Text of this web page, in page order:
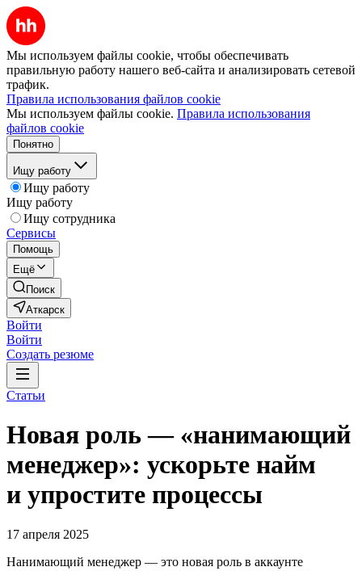
Мы используем файлы cookie, чтобы обеспечивать
правильную работу нашего веб-сайта и анализировать сетевой
трафик.
Правила использования файлов cookie
Мы используем файлы cookie. Правила использования
файлов cookie
Понятно
Ищу работу
Ищу работу
Ищу работу
Ищу сотрудника
Сервисы
Помощь
Ещё
Поиск
Аткарск
Войти
Войти
Создать резюме
Статьи
Новая роль — «нанимающий
менеджер»: ускорьте найм
и упростите процессы
17 апреля 2025
Нанимающий менеджер — это новая роль в аккаунте